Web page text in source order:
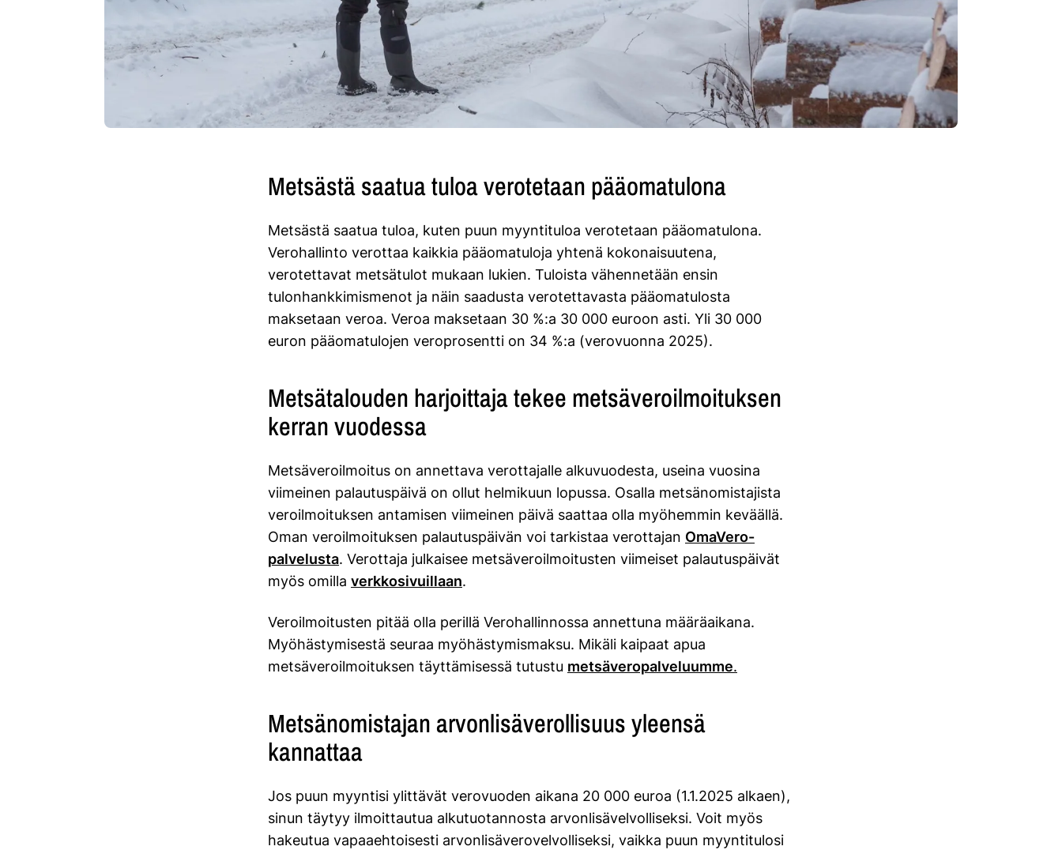
Metsästä saatua tuloa verotetaan pääomatulona
Metsästä saatua tuloa, kuten puun myyntituloa verotetaan pääomatulona.
Verohallinto verottaa kaikkia pääomatuloja yhtenä kokonaisuutena,
verotettavat metsätulot mukaan lukien. Tuloista vähennetään ensin
tulonhankkimismenot ja näin saadusta verotettavasta pääomatulosta
maksetaan veroa. Veroa maksetaan 30 %:a 30 000 euroon asti. Yli 30 000
euron pääomatulojen veroprosentti on 34 %:a (verovuonna 2025).
Metsätalouden harjoittaja tekee metsäveroilmoituksen
kerran vuodessa
Metsäveroilmoitus on annettava verottajalle alkuvuodesta, useina vuosina
viimeinen palautuspäivä on ollut helmikuun lopussa. Osalla metsänomistajista
veroilmoituksen antamisen viimeinen päivä saattaa olla myöhemmin keväällä.
Oman veroilmoituksen palautuspäivän voi tarkistaa verottajan OmaVero-
palvelusta. Verottaja julkaisee metsäveroilmoitusten viimeiset palautuspäivät
myös omilla verkkosivuillaan.
Veroilmoitusten pitää olla perillä Verohallinnossa annettuna määräaikana.
Myöhästymisestä seuraa myöhästymismaksu. Mikäli kaipaat apua
metsäveroilmoituksen täyttämisessä tutustu metsäveropalveluumme.
Metsänomistajan arvonlisäverollisuus yleensä
kannattaa
Jos puun myyntisi ylittävät verovuoden aikana 20 000 euroa (1.1.2025 alkaen),
sinun täytyy ilmoittautua alkutuotannosta arvonlisävelvolliseksi. Voit myös
hakeutua vapaaehtoisesti arvonlisäverovelvolliseksi, vaikka puun myyntitulosi